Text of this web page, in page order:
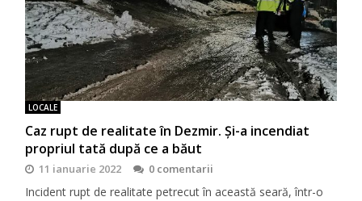
LOCALE
Caz rupt de realitate în Dezmir. Și-a incendiat
propriul tată după ce a băut
11 ianuarie 2022 0 comentarii
Incident rupt de realitate petrecut în această seară, într-o